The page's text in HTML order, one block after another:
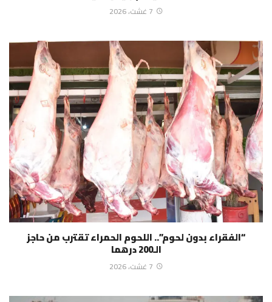
7 غشت، 2026
“الفقراء بدون لحوم”.. اللحوم الحمراء تقترب من حاجز
الـ200 درهما
7 غشت، 2026